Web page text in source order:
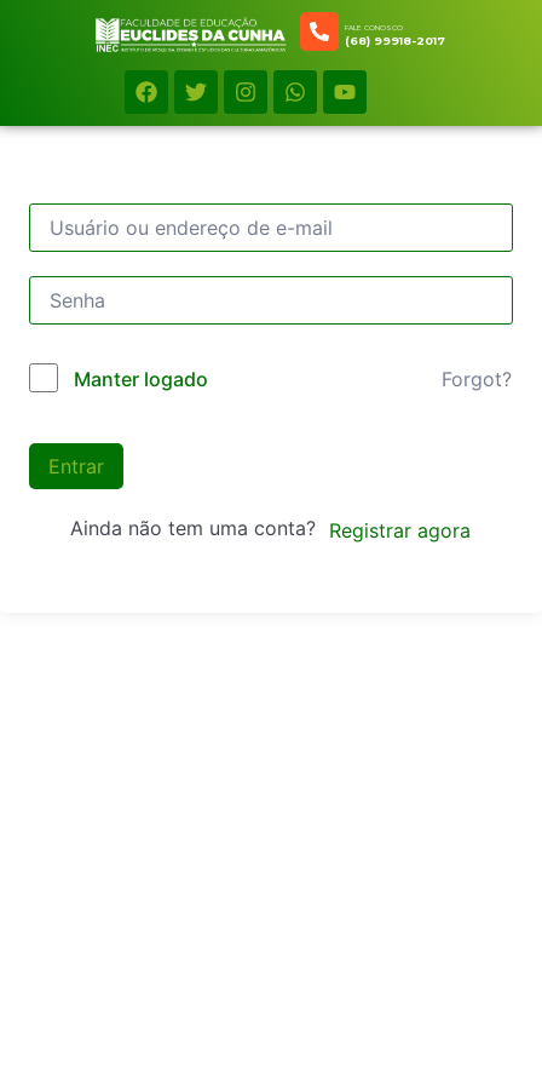
FALE CONOSCO
(68) 99918-2017
Manter logado Forgot?
Entrar
Ainda não tem uma conta? Registrar agora